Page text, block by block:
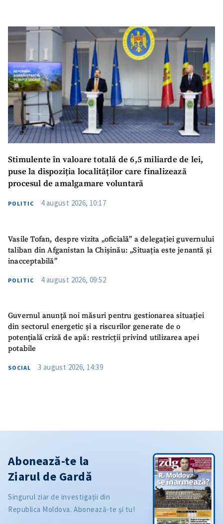
SUSȚINE
Stimulente în valoare totală de 6,5 miliarde de lei,
puse la dispoziția localităților care finalizează
procesul de amalgamare voluntară
POLITIC 4 august 2026, 10:17
Vasile Tofan, despre vizita „oficială” a delegației guvernului
taliban din Afganistan la Chișinău: „Situația este jenantă și
inacceptabilă”
POLITIC 4 august 2026, 09:52
Guvernul anunță noi măsuri pentru gestionarea situației
din sectorul energetic și a riscurilor generate de o
potențială criză de apă: restricții privind utilizarea apei
potabile
SOCIAL 3 august 2026, 14:39
Abonează-te la
Ziarul de Gardă
Singurul ziar de investigații din
Republica Moldova. Abonează-te și tu!